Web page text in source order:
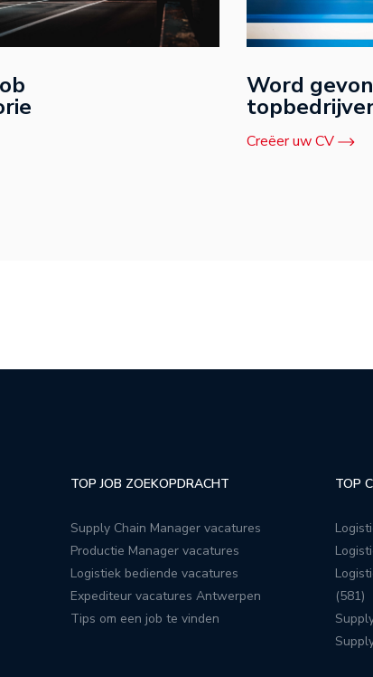
Word
Creëer uw CV
TOP JOB ZOEKOPDRACHT
Supply Chain Manager vacatures
Productie Manager vacatures
Logistiek bediende vacatures
Expediteur vacatures Antwerpen
Tips om een job te vinden
TOP
(581)